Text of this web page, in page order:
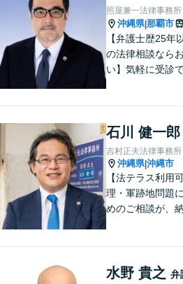
照屋兼一法律事務所
沖縄県|那覇市
【弁護士歴25年
の法律相談なら
い】気軽に受診
かし、ひとりで
ている方を救い
相談ください。
石川 健一郎
吉村正夫法律事務所
沖縄県|沖縄市
【法テラス利用
理・軍跡地問題
めのご相談が、
代理人として全
水野 貴之 弁